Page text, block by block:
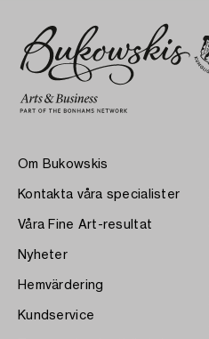
Om Bukowskis
Kontakta våra specialister
Våra Fine Art-resultat
Nyheter
Hemvärdering
Kundservice